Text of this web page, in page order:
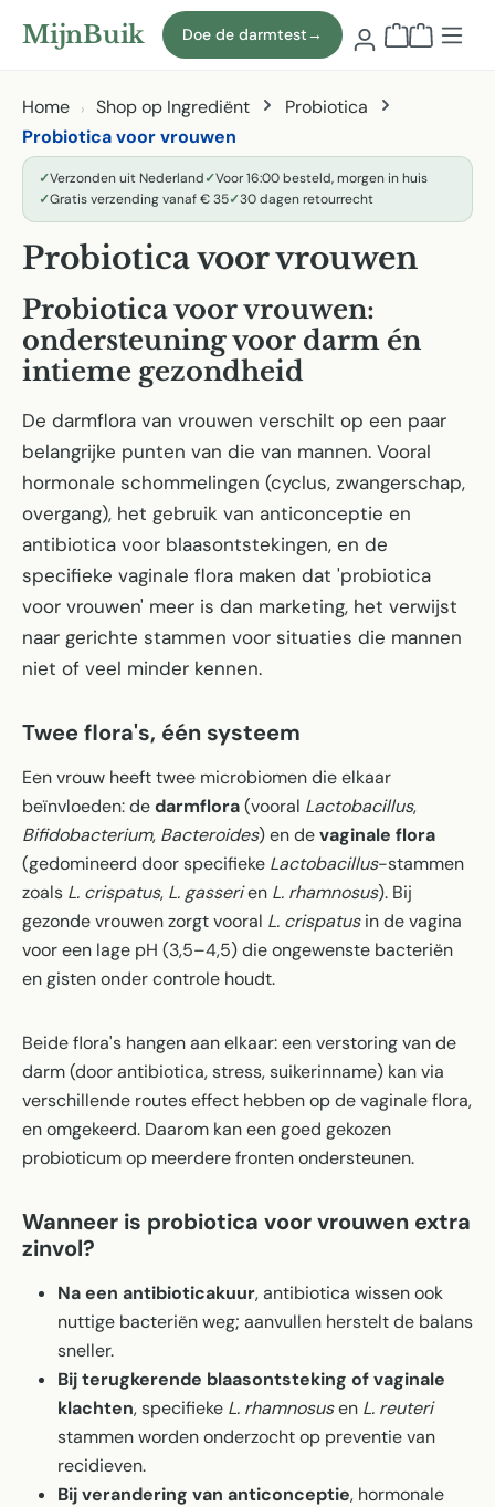
Naar hoofdinhoud
MijnBuik Doe de darmtest→
Home Shop op Ingrediënt
Probiotica
Probiotica voor vrouwen
✓Verzonden uit Nederland✓Voor 16:00 besteld, morgen in huis
✓Gratis verzending vanaf € 35✓30 dagen retourrecht
Probiotica voor vrouwen
Probiotica voor vrouwen:
ondersteuning voor darm én
intieme gezondheid
De darmflora van vrouwen verschilt op een paar
belangrijke punten van die van mannen. Vooral
hormonale schommelingen (cyclus, zwangerschap,
overgang), het gebruik van anticonceptie en
antibiotica voor blaasontstekingen, en de
specifieke vaginale flora maken dat 'probiotica
voor vrouwen' meer is dan marketing, het verwijst
naar gerichte stammen voor situaties die mannen
niet of veel minder kennen.
Twee flora's, één systeem
Een vrouw heeft twee microbiomen die elkaar
beïnvloeden: dedarmflora(vooral Lactobacillus,
Bifidobacterium, Bacteroides) en devaginale flora
(gedomineerd door specifieke Lactobacillus-stammen
zoals L. crispatus, L. gasserien L. rhamnosus). Bij
gezonde vrouwen zorgt vooral L. crispatusin de vagina
voor een lage pH (3,5–4,5) die ongewenste bacteriën
en gisten onder controle houdt.
Beide flora's hangen aan elkaar: een verstoring van de
darm (door antibiotica, stress, suikerinname) kan via
verschillende routes effect hebben op de vaginale flora,
en omgekeerd. Daarom kan een goed gekozen
probioticum op meerdere fronten ondersteunen.
Wanneer is probiotica voor vrouwen extra
zinvol?
Na een antibioticakuur, antibiotica wissen ook
nuttige bacteriën weg; aanvullen herstelt de balans
sneller.
Bij terugkerende blaasontsteking of vaginale
klachten, specifieke L. rhamnosusen L. reuteri
stammen worden onderzocht op preventie van
recidieven.
Bij verandering van anticonceptie, hormonale